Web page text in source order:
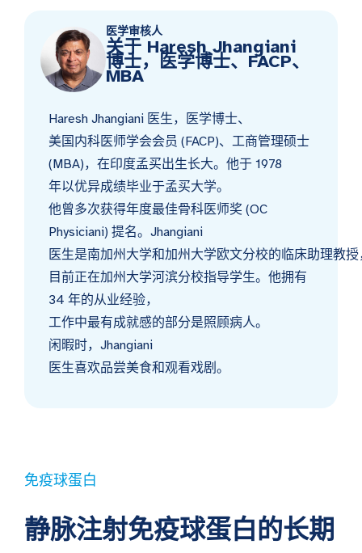
医学审核人
关于 Haresh Jhangiani
博士，医学博士、FACP、
MBA
Haresh Jhangiani 医生，医学博士、
美国内科医师学会会员 (FACP)、工商管理硕士
(MBA)，在印度孟买出生长大。他于 1978
年以优异成绩毕业于孟买大学。
他曾多次获得年度最佳骨科医师奖 (OC
Physiciani) 提名。Jhangiani
医生是南加州大学和加州大学欧文分校的临床助理教授
目前正在加州大学河滨分校指导学生。他拥有
34 年的从业经验，
工作中最有成就感的部分是照顾病人。
闲暇时，Jhangiani
医生喜欢品尝美食和观看戏剧。
免疫球蛋白
静脉注射免疫球蛋白的长期